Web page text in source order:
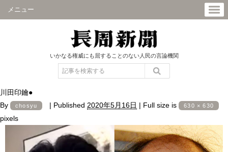
メニュー
いかなる権威にも屈することのない人民の言論機関
川田印鑰●
By
chosyu | Published 2020年5月16日 | Full size is 630 × 630
pixels